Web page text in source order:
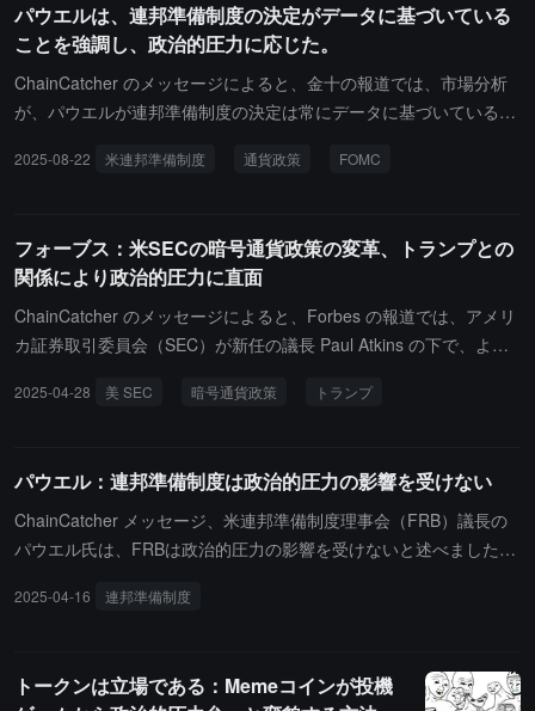
が政治的要因によって変わる兆候はないと指摘しました。同時に、
パウエルは関税によって引き起こされるインフレは一時的なもので
ある可能性があると述べ、労働市場に亀裂が見られることを認め、
これが9月の利下げに対する市場の賭けを再燃させました。
パウエルは、連邦準備制度の決定がデータに基づいている
ことを強調し、政治的圧力に応じた。
ChainCatcher のメッセージによると、金十の報道では、市場分析
が、パウエルが連邦準備制度の決定は常にデータに基づいていると
ています。彼は、金融政策は予め設定された道ではなく、連邦公開
述べ、この方法から決して逸脱しないとしています。
2025-08-22 米連邦準備制度 通貨政策 FOMC
フォーブス：米SECの暗号通貨政策の変革、トランプとの
関係により政治的圧力に直面
ChainCatcher のメッセージによると、Forbes の報道では、アメリ
カ証券取引委員会（SEC）が新任の議長 Paul Atkins の下で、より
のことです。SEC は最近、Meme コインとステーブルコインに関
oken2049 会議に出席する計画や、トランプに関連する TRUMP ト
ークンプロジェクトが論争を引き起こしています。民主党の上院議
員 Elizabeth Warren と Adam Schiff は、TRUMP トークンに対する
の会合を交換する行為に疑問を呈しています。
2025-04-28 美 SEC 暗号通貨政策 トランプ
パウエル：連邦準備制度は政治的圧力の影響を受けない
ChainCatcher メッセージ、米連邦準備制度理事会（FRB）議長の
パウエル氏は、FRBは政治的圧力の影響を受けないと述べました。
2025-04-16 連邦準備制度
トークンは立場である：Memeコインが投機